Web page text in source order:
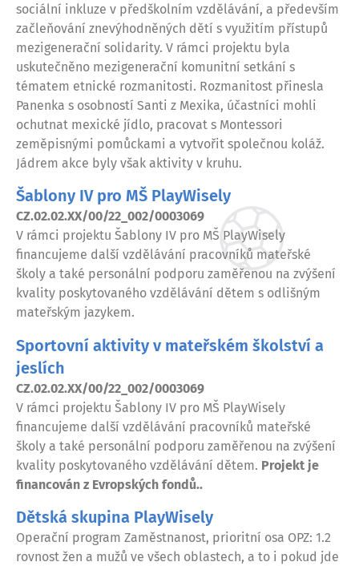
sociální inkluze v předškolním vzdělávání, a především
začleňování znevýhodněných dětí s využitím přístupů
mezigenerační solidarity. V rámci projektu byla
uskutečněno mezigenerační komunitní setkání s
tématem etnické rozmanitosti. Rozmanitost přinesla
Panenka s osobností Santi z Mexika, účastníci mohli
ochutnat mexické jídlo, pracovat s Montessori
zeměpisnými pomůckami a vytvořit společnou koláž.
Jádrem akce byly však aktivity v kruhu.
Šablony IV pro MŠ PlayWisely
CZ.02.02.XX/00/22_002/0003069
V rámci projektu Šablony IV pro MŠ PlayWisely
financujeme další vzdělávání pracovníků mateřské
školy a také personální podporu zaměřenou na zvýšení
kvality poskytovaného vzdělávání dětem s odlišným
mateřským jazykem.
Sportovní aktivity v mateřském školství a
jeslích
CZ.02.02.XX/00/22_002/0003069
V rámci projektu Šablony IV pro MŠ PlayWisely
financujeme další vzdělávání pracovníků mateřské
školy a také personální podporu zaměřenou na zvýšení
kvality poskytovaného vzdělávání dětem. Projekt je
financován z Evropských fondů..
Dětská skupina PlayWisely
Operační program Zaměstnanost, prioritní osa OPZ: 1.2
rovnost žen a mužů ve všech oblastech, a to i pokud jde